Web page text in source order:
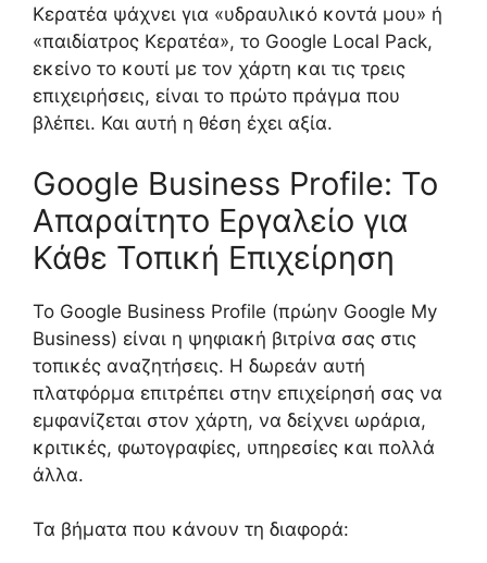
Κερατέα ψάχνει για «υδραυλικό κοντά μου» ή
«παιδίατρος Κερατέα», το Google Local Pack,
εκείνο το κουτί με τον χάρτη και τις τρεις
επιχειρήσεις, είναι το πρώτο πράγμα που
βλέπει. Και αυτή η θέση έχει αξία.
Google Business Profile: Το
Απαραίτητο Εργαλείο για
Κάθε Τοπική Επιχείρηση
Το Google Business Profile (πρώην Google My
Business) είναι η ψηφιακή βιτρίνα σας στις
τοπικές αναζητήσεις. Η δωρεάν αυτή
πλατφόρμα επιτρέπει στην επιχείρησή σας να
εμφανίζεται στον χάρτη, να δείχνει ωράρια,
κριτικές, φωτογραφίες, υπηρεσίες και πολλά
άλλα.
Τα βήματα που κάνουν τη διαφορά: